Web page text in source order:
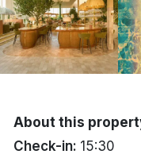
About this
Check-in: 15:30